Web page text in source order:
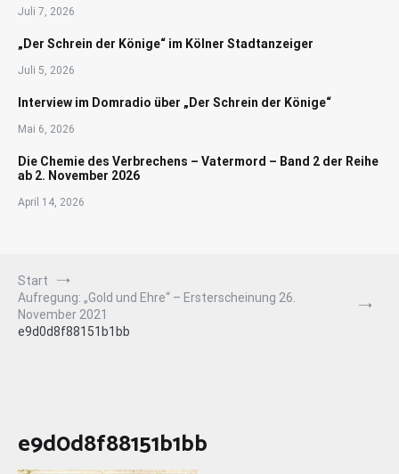
Juli 7, 2026
„Der Schrein der Könige“ im Kölner Stadtanzeiger
Juli 5, 2026
Interview im Domradio über „Der Schrein der Könige“
Mai 6, 2026
Die Chemie des Verbrechens – Vatermord – Band 2 der Reihe
ab 2. November 2026
April 14, 2026
Start
Aufregung: „Gold und Ehre“ – Ersterscheinung 26.
November 2021
e9d0d8f88151b1bb
e9d0d8f88151b1bb